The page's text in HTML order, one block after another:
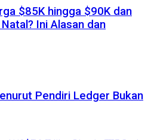
$85K hingga $90K dan
Ini Alasan dan
Pendiri Ledger Bukan